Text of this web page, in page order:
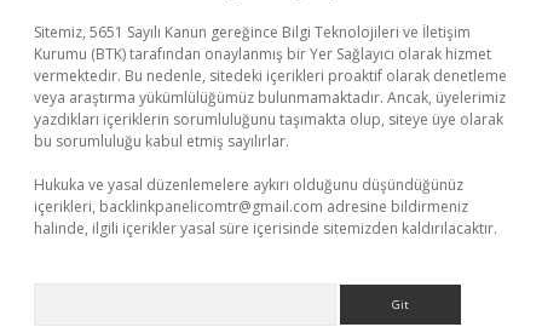
Sitemiz, 5651 Sayılı Kanun gereğince Bilgi Teknolojileri ve İletişim
Kurumu (BTK) tarafından onaylanmış bir Yer Sağlayıcı olarak hizmet
vermektedir. Bu nedenle, sitedeki içerikleri proaktif olarak denetleme
veya araştırma yükümlülüğümüz bulunmamaktadır. Ancak, üyelerimiz
yazdıkları içeriklerin sorumluluğunu taşımakta olup, siteye üye olarak
bu sorumluluğu kabul etmiş sayılırlar.
Hukuka ve yasal düzenlemelere aykırı olduğunu düşündüğünüz
içerikleri, backlinkpanelicomtr@gmail.com adresine bildirmeniz
halinde, ilgili içerikler yasal süre içerisinde sitemizden kaldırılacaktır.